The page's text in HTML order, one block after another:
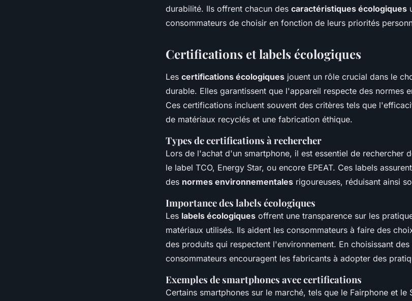
durabilité. Ils offrent chacun des caractéristiques écologiques
consommateurs de choisir en fonction de leurs priorités
Certifications et labels écologiques
Les certifications écologiques jouent un rôle crucial dans le
durable. Elles garantissent que l'appareil respecte des normes
Ces certifications incluent souvent des critères tels que
de matériaux recyclés et une fabrication éthique.
Types de certifications à rechercher
Lors de l'achat d'un smartphone, il est essentiel de rechercher
le label TCO, Energy Star, ou encore EPEAT. Ces labels
des normes environnementales rigoureuses, réduisant ainsi
Importance des labels écologiques
Les labels écologiques offrent une transparence sur les
matériaux utilisés. Ils aident les consommateurs à faire des
des produits qui respectent l'environnement. En choisissant
consommateurs encouragent les fabricants à adopter des
Exemples de smartphones avec certifications
Certains smartphones sur le marché, tels que le Fairphone et le